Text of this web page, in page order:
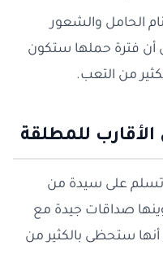
الحامل والشعور
أن فترة حملها ستكون
من التعب.
للمطلقة
تسلم على سيدة من
صداقات جيدة مع
ستحظى بالكثير من